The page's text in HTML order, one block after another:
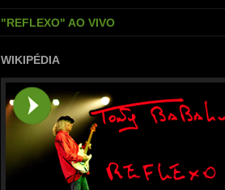
"REFLEXO" AO VIVO
WIKIPÉDIA